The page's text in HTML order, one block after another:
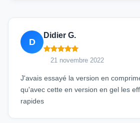
D
Didier G.
21 novembre 2022
J'avais essayé la version en
qu'avec cette en version en gel les
rapides